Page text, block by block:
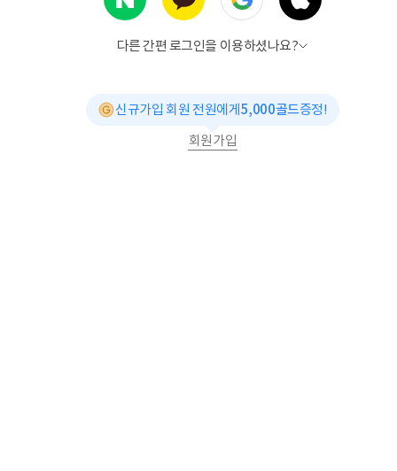
다른 간편 로그인을 이용하셨나요?
신규가입 회원 전원에게5,000골드증정!
회원가입